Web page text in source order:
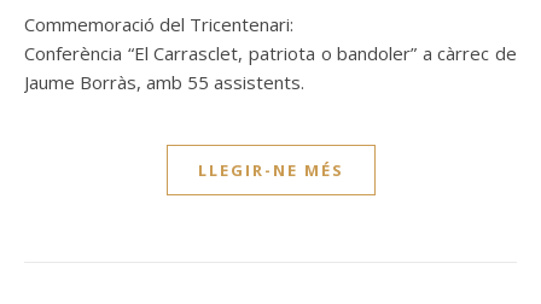
Commemoració del Tricentenari:
Conferència “El Carrasclet, patriota o bandoler” a càrrec de
Jaume Borràs, amb 55 assistents.
LLEGIR-NE MÉS